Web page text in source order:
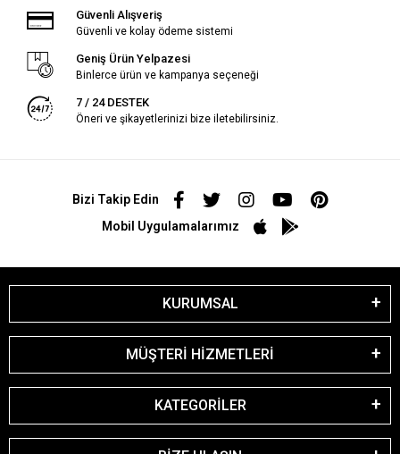
Güvenli Alışveriş
Güvenli ve kolay ödeme sistemi
Geniş Ürün Yelpazesi
Binlerce ürün ve kampanya seçeneği
7 / 24 DESTEK
Öneri ve şikayetlerinizi bize iletebilirsiniz.
Bizi Takip Edin
Mobil Uygulamalarımız
KURUMSAL
MÜŞTERİ HİZMETLERİ
KATEGORİLER